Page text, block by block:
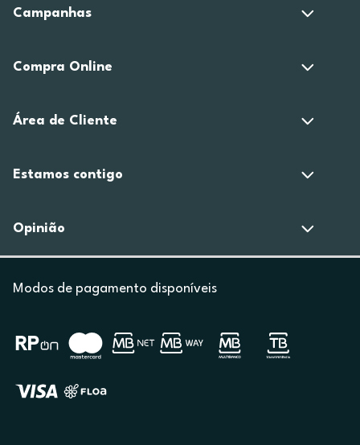
Campanhas
Compra Online
Área de Cliente
Estamos contigo
Opinião
Modos de pagamento disponíveis